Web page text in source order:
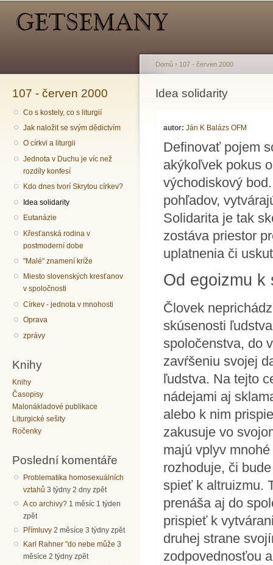
107 - červen 2000
Co s kostely, co s liturgií
Jak naložit se svým dědictvím
O církvi a liturgii
Jednota v Duchu je víc než
rozdíly konfesí
Kdo dnes tvorí Skrytou církev?
Idea solidarity
Eutanázie
Křesťanská rodina v
postmoderní dobe
"Malé" znamení kríže
Miesto slovenských kresťanov
v spoločnosti
Církev - jednota v mnohosti
Oprava
zprávy
Knihy
Knihy
Časopisy
Malonákladové publikace
Liturgické sešity
Ročenky
Poslední komentáře
Problematika homosexuálních
vztahů 3 týdny 2 dny zpět
A co archivy? 1 měsíc 1 týden
zpět
Přímluvy 2 měsíce 3 týdny zpět
Karl Rahner "do nebe může 3
měsíce 2 týdny zpět
Jste zde
Domů › 107 - červen 2000
Idea solidarity
autor:Ján K Balázs OFM
Definovať pojem
akýkoľvek pokus
východiskový
pohľadov,
Solidarita je tak
zostáva priestor
uplatnenia či
Od egoizmu k
Človek
skúsenosti
spoločenstva, do
zavŕšeniu svojej
ľudstva. Na tejto
nádejami aj
alebo k nim
zakusuje vo
majú vplyv
rozhoduje, či
spieť k altruizmu.
prenáša aj do
prispieť k
druhej strane
zodpovednosťou